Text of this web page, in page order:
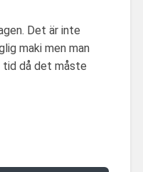
Det är inte
maki men man
tid då det måste